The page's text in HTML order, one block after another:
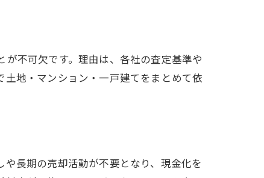
不可欠です。理由は、各社の査定基準や
地・マンション・一戸建てをまとめて依
長期の売却活動が不要となり、現金化を